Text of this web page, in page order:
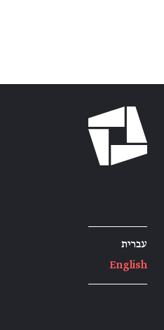
עברית
English